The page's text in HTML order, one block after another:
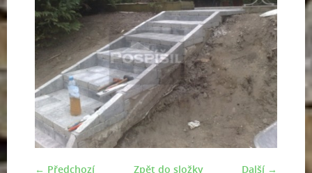
← Předchozí Další →
Zpět do složky